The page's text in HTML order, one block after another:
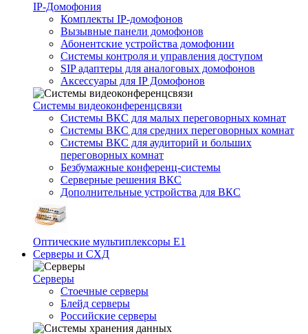
IP-Домофония
Комплекты IP-домофонов
Вызывные панели домофонов
Абонентские устройства домофонии
Системы контроля и управления доступом
SIP адаптеры для аналоговых домофонов
Аксессуары для IP Домофонов
Системы видеоконференцсвязи
Системы ВКС для малых переговорных комнат
Системы ВКС для средних переговорных комнат
Системы ВКС для аудиторий и больших
переговорных комнат
Безбумажные конференц-системы
Серверные решения ВКС
Дополнительные устройства для ВКС
Оптические мультиплексоры Е1
Серверы и СХД
Серверы
Стоечные серверы
Блейд серверы
Российские серверы